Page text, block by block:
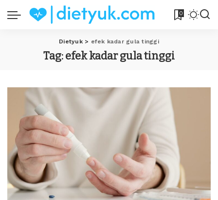
0
Dietyuk> efek kadar gula tinggi
Tag:efek kadar gula tinggi